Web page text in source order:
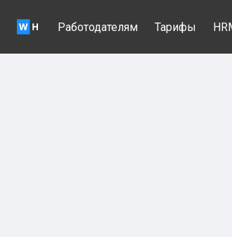
Работодателям Тарифы